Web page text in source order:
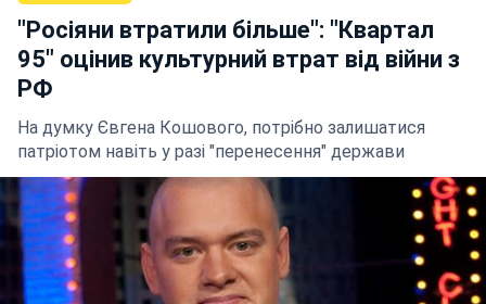
"Росіяни втратили більше": "Квартал
95" оцінив культурний втрат від війни з
РФ
На думку Євгена Кошового, потрібно залишатися
патріотом навіть у разі "перенесення" держави